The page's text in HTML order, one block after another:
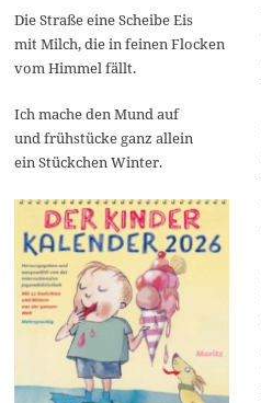
Die Straße eine Scheibe Eis
mit Milch, die in feinen Flocken
vom Himmel fällt.
Ich mache den Mund auf
und frühstücke ganz allein
ein Stückchen Winter.